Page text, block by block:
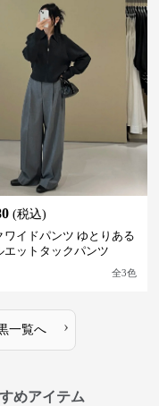
(税込)
ワイドパンツ ゆとりある
エットタックパンツ
全3色
一覧へ ›
めアイテム